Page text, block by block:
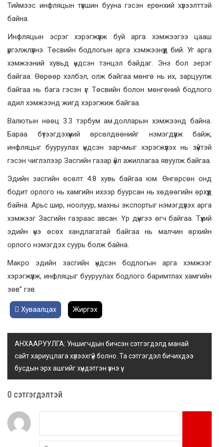
Тиймээс инфляцын түвшин бууна гэсэн ерөнхий хүлээлттэй
байна.
Инфляцын эсрэг хэрэгжүүлж буй арга хэмжээгээ цааш
үргэлжлүүлнэ. Төсвийн бодлогын арга хэмжээнүүд бий. Уг арга
хэмжээний хувьд үндсэн тэнцэл байдаг. Энэ бол эерэг
байгаа. Өөрөөр хэлбэл, олж байгаа мөнгө нь их, зарцуулж
байгаа нь бага гэсэн үг. Төсвийн болон мөнгөний бодлого
адил хэмжээнд жигд хэрэгжиж байгаа.
Валютын нөөц 3.3 тэрбум ам.долларын хэмжээнд байна.
Бараа бүтээгдэхүүний өрсөлдөөнийг нэмэгдүүлж байж,
инфляцыг бууруулах үндсэн зарчмыг хэрэгжүүлэх нь зүйтэй
гэсэн чиглэлээр Засгийн газар үйл ажиллагаа явуулж байгаа.
Эдийн засгийн өсөлт 4.8 хувь байгаа юм. Өнгөрсөн онд
бодит орлого нь хамгийн ихээр буурсан нь хөдөөгийн өрхүүд
байна. Арьс шир, ноолуур, махны экспортыг нэмэгдүүлэх арга
хэмжээг Засгийн газраас авсан. Үр дүнгээ өгч байгаа. Түүхий
эдийн үнэ өсөх хандлагатай байгаа нь малчин өрхийн
орлого нэмэгдэх суурь болж байна.
Макро эдийн засгийн үндсэн бодлогын арга хэмжээг
хэрэгжүүлж, инфляцыг бууруулах бодлого баримтлах хамгийн
зөв” гэв.
Хуваалцах Жиргэх
АНХААРУУЛГА: Уншигчдын бичсэн сэтгэгдэлд манай
сайт хариуцлага хүлээхгүй болно. Та сэтгэгдэл бичихдээ
бусдын эрх ашгийг хүндэтгэн үзнэ үү.
0 cэтгэгдэлтэй